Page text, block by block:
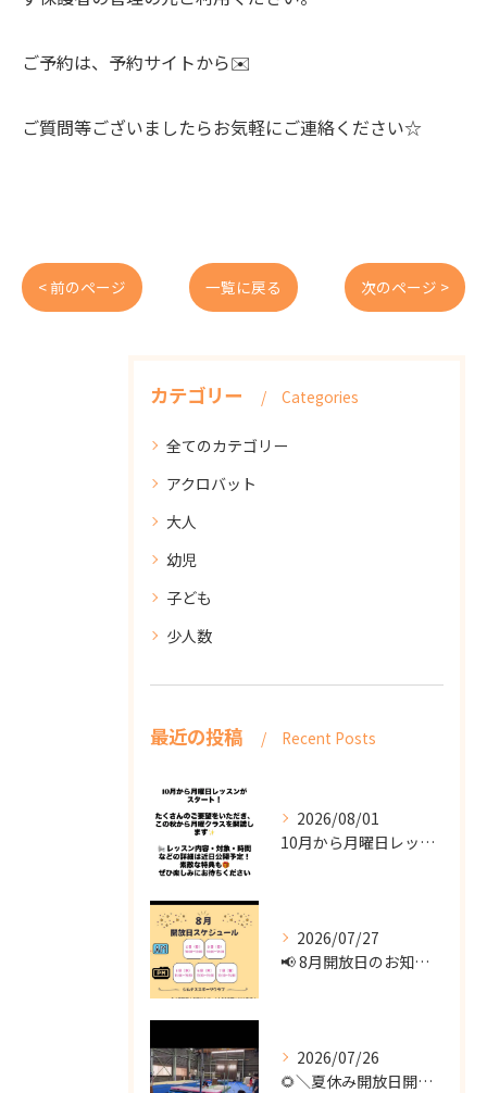
ご予約は、予約サイトから✉️
ご質問等ございましたらお気軽にご連絡ください☆
< 前のページ 一覧に戻る 次のページ >
カテゴリー Categories
全てのカテゴリー
アクロバット
大人
幼児
子ども
少人数
最近の投稿 Recent Posts
2026/08/01
10月から月曜日レッスンがスタート！
2026/07/27
📢 8月開放日のお知らせ 📢
2026/07/26
🌻＼夏休み開放日開催！／🌻